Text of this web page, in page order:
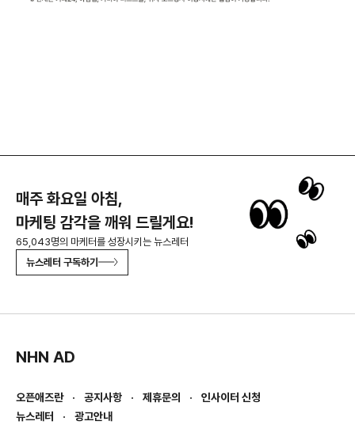
매주 화요일 아침,
마케팅 감각을 깨워 드릴게요!
65,043명의 마케터를 성장시키는 뉴스레터
뉴스레터 구독하기
NHN AD
오픈애즈란 공지사항 제휴문의
인사이터 신청
뉴스레터
광고안내